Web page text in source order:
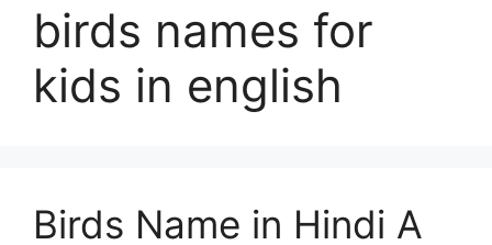
birds names for
kids in english
Birds Name in Hindi A